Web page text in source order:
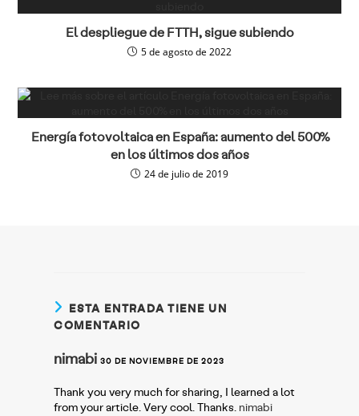
El despliegue de FTTH, sigue subiendo
5 de agosto de 2022
Energía fotovoltaica en España: aumento del 500%
en los últimos dos años
24 de julio de 2019
ESTA ENTRADA TIENE UN
COMENTARIO
nimabi 30 DE NOVIEMBRE DE 2023
Thank you very much for sharing, I learned a lot
from your article. Very cool. Thanks. nimabi